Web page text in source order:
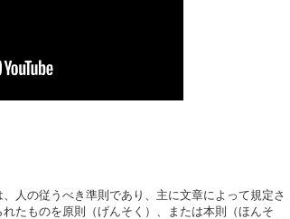
人の従うべき準則であり、主に文章によって規定さ
たものを原則（げんそく）、または本則（ほんそ